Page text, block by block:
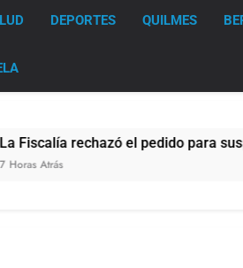
DEPORTES QUILMES
rechazó el pedido para